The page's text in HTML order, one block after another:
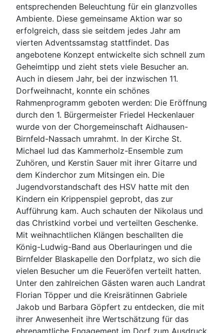
entsprechenden Beleuchtung für ein glanzvolles
Ambiente. Diese gemeinsame Aktion war so
erfolgreich, dass sie seitdem jedes Jahr am
vierten Adventssamstag stattfindet. Das
angebotene Konzept entwickelte sich schnell zum
Geheimtipp und zieht stets viele Besucher an.
Auch in diesem Jahr, bei der inzwischen 11.
Dorfweihnacht, konnte ein schönes
Rahmenprogramm geboten werden: Die Eröffnung
durch den 1. Bürgermeister Friedel Heckenlauer
wurde von der Chorgemeinschaft Aidhausen-
Birnfeld-Nassach umrahmt. In der Kirche St.
Michael lud das Kammerholz-Ensemble zum
Zuhören, und Kerstin Sauer mit ihrer Gitarre und
dem Kinderchor zum Mitsingen ein. Die
Jugendvorstandschaft des HSV hatte mit den
Kindern ein Krippenspiel geprobt, das zur
Aufführung kam. Auch schauten der Nikolaus und
das Christkind vorbei und verteilten Geschenke.
Mit weihnachtlichen Klängen beschallten die
König-Ludwig-Band aus Oberlauringen und die
Birnfelder Blaskapelle den Dorfplatz, wo sich die
vielen Besucher um die Feueröfen verteilt hatten.
Unter den zahlreichen Gästen waren auch Landrat
Florian Töpper und die Kreisrätinnen Gabriele
Jakob und Barbara Göpfert zu entdecken, die mit
ihrer Anwesenheit ihre Wertschätzung für das
ehrenamtliche Engagement im Dorf zum Ausdruck